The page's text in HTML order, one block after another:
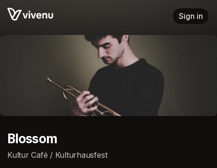
Skip header
Sign in
Blossom
Kultur Café / Kulturhausfest